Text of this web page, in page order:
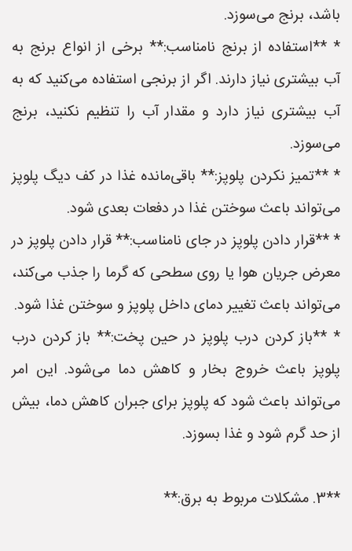
باشد، برنج می‌سوزد.
* **استفاده از برنج نامناسب:** برخی از انواع برنج به
آب بیشتری نیاز دارند. اگر از برنجی استفاده می‌کنید که به
آب بیشتری نیاز دارد و مقدار آب را تنظیم نکنید، برنج
می‌سوزد.
* **تمیز نکردن پلوپز:** باقی‌مانده غذا در کف دیگ پلوپز
می‌تواند باعث سوختن غذا در دفعات بعدی شود.
* **قرار دادن پلوپز در جای نامناسب:** قرار دادن پلوپز در
معرض جریان هوا یا روی سطحی که گرما را جذب می‌کند،
می‌تواند باعث تغییر دمای داخل پلوپز و سوختن غذا شود.
* **باز کردن درب پلوپز در حین پخت:** باز کردن درب
پلوپز باعث خروج بخار و کاهش دما می‌شود. این امر
می‌تواند باعث شود که پلوپز برای جبران کاهش دما، بیش
از حد گرم شود و غذا بسوزد.
**3. مشکلات مربوط به برق:**